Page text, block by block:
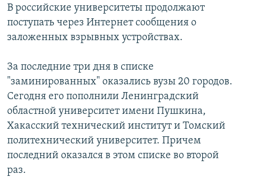
MULTIMEDIA
VIDEO
İNFOQRAFIKA
RADIO ARXIV
AZƏRBAYCAN ƏDƏBIYYATI KITABXANASI
İZ - MƏDƏNIYYƏT PROQRAMI
MISSIYAMIZ
PEŞƏ ETIKASI VƏ JURNALISTIKA STANDARTLARIMIZ
MATERIALLARIMIZDAN ISTIFADƏ
AZADLIQRADIOSU MOBIL TELEFONUNUZDA
BIZIMLƏ ƏLAQƏ
BIZI IZLƏ
RFE/RL-in bütün saytları
В российские университеты продолжают
поступать через Интернет сообщения о
заложенных взрывных устройствах.
За последние три дня в списке
"заминированных" оказались вузы 20 городов.
Сегодня его пополнили Ленинградский
областной университет имени Пушкина,
Хакасский технический институт и Томский
политехнический университет. Причем
последний оказался в этом списке во второй
раз.